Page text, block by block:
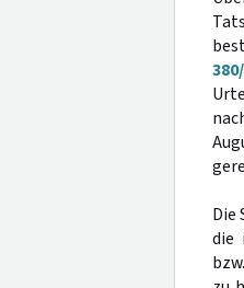
Die
die